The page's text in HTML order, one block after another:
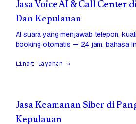
Jasa Voice AI & Call Center
Dan Kepulauan
AI suara yang menjawab telepon,
booking otomatis — 24 jam, bahasa
Lihat layanan →
Jasa Keamanan Siber di
Kepulauan